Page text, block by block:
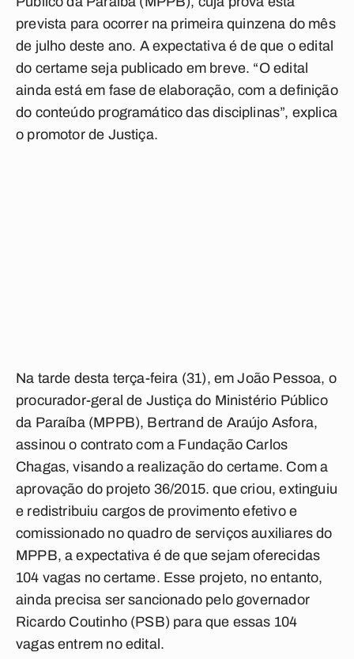
prevista para ocorrer na primeira quinzena do mês
de julho deste ano. A expectativa é de que o edital
do certame seja publicado em breve. “O edital
ainda está em fase de elaboração, com a definição
do conteúdo programático das disciplinas”, explica
o promotor de Justiça.
Na tarde desta terça-feira (31), em João Pessoa, o
procurador-geral de Justiça do Ministério Público
da Paraíba (MPPB), Bertrand de Araújo Asfora,
assinou o contrato com a Fundação Carlos
Chagas, visando a realização do certame. Com a
aprovação do projeto 36/2015. que criou, extinguiu
e redistribuiu cargos de provimento efetivo e
comissionado no quadro de serviços auxiliares do
MPPB, a expectativa é de que sejam oferecidas
104 vagas no certame. Esse projeto, no entanto,
ainda precisa ser sancionado pelo governador
Ricardo Coutinho (PSB) para que essas 104
vagas entrem no edital.